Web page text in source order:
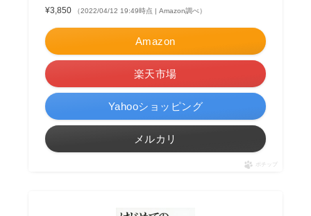
¥3,850
（2022/04/12 19:49時点 | Amazon調べ）
Amazon
楽天市場
Yahooショッピング
メルカリ
ポチップ